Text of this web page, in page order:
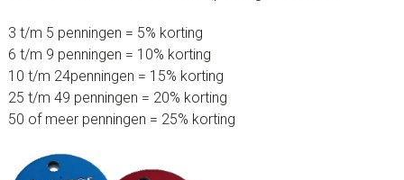
3 t/m 5 penningen = 5% korting
6 t/m 9 penningen = 10% korting
10 t/m 24penningen = 15% korting
25 t/m 49 penningen = 20% korting
50 of meer penningen = 25% korting